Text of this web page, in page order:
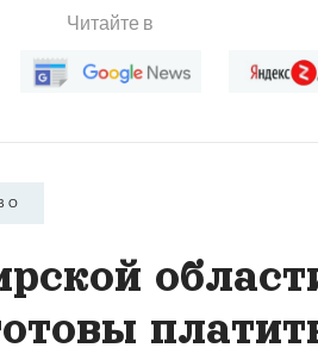
Читайте в